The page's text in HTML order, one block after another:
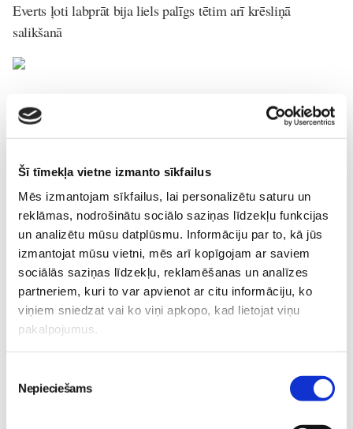
Šī tīmekļa vietne izmanto sīkfailus
Mēs izmantojam sīkfailus, lai personalizētu saturu un
reklāmas, nodrošinātu sociālo saziņas līdzekļu funkcijas
un analizētu mūsu datplūsmu. Informāciju par to, kā jūs
izmantojat mūsu vietni, mēs arī kopīgojam ar saviem
sociālās saziņas līdzekļu, reklamēšanas un analīzes
partneriem, kuri to var apvienot ar citu informāciju, ko
viņiem sniedzat vai ko viņi apkopo, kad lietojat viņu
pakalpojumus.
izvēle
Nepieciešams
Everts ļoti labprāt bija liels palīgs tētim arī krēsliņā
salikšanā
Priecāšos dzirdēt, kādi bija Tavi kritēriji izvēloties
Blogi Mazuļa-ēdināšana Superbēbis-2023
Lasi vēl
Kas notiek Māmiņu Kluba mazuļu rotaļu grupiņās?
Mazulis